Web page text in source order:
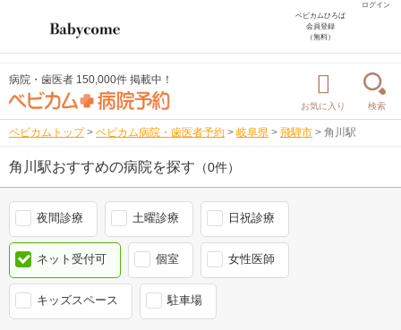
ログイン
ベビカムひろば
会員登録
（無料）
病院・歯医者 150,000件 掲載中！
お気に入り 検索
ベビカムトップ > ベビカム病院・歯医者予約 > 岐阜県 > 飛騨市 > 角川駅
角川駅おすすめの病院を探す （0件）
夜間診療 土曜診療 日祝診療
ネット受付可 個室 女性医師
キッズスペース 駐車場